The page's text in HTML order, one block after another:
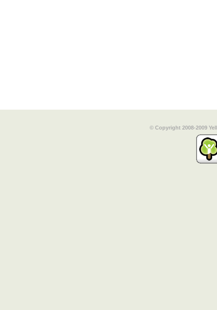
© Copyright 2008-2009